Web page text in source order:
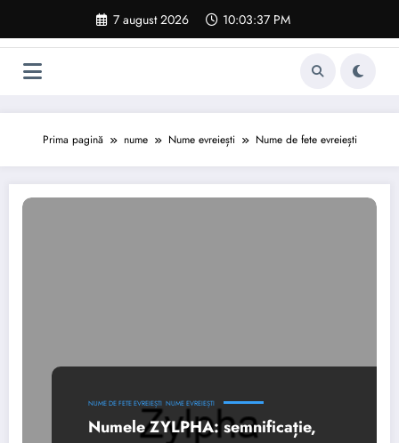
conținut
7 august 2026 10:03:37 PM
Prima pagină nume Nume evreiești Nume de fete evreiești
NUME DE FETE EVREIEȘTI NUME EVREIEȘTI
Numele ZYLPHA: semnificație,